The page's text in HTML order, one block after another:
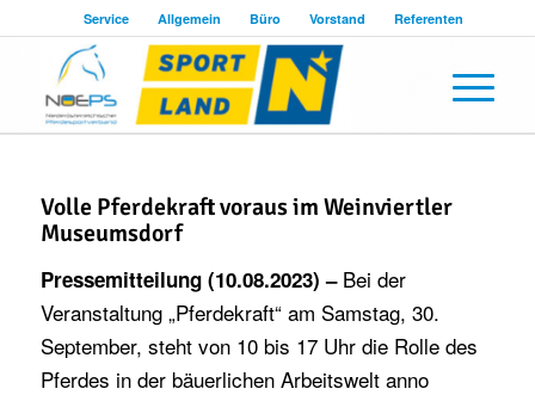
Service Allgemein Büro Vorstand Referenten
Volle Pferdekraft voraus im Weinviertler
Museumsdorf
Pressemitteilung (10.08.2023) – Bei der
Veranstaltung „Pferdekraft“ am Samstag, 30.
September, steht von 10 bis 17 Uhr die Rolle des
Pferdes in der bäuerlichen Arbeitswelt anno